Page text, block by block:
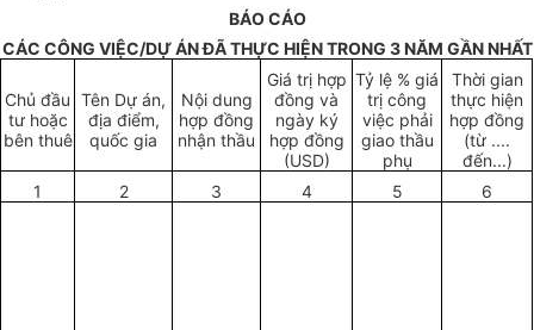
BÁO CÁO
CÁC CÔNG VIỆC/DỰÁN ĐÃ THỰC HIỆN TRONG 3 NĂM GẦN NHẤT
Chủ đầu
tư hoặc
bên thuê
Tên Dự án,
địa điểm,
quốc gia
Nội dung
hợp đồng
nhận thầu
Giá trị hợp
đồng và
ngày ký
hợp đồng
(USD)
Tỷ lệ % giá
trị công
việc phải
giao thầu
phụ
Thời gian
thực hiện
hợp đồng
(từ ....
đến...)
1
2 3 4 5 6